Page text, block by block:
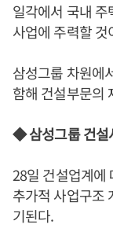
일각에서 국내
사업에 주력할
삼성그룹 차원에
함해 건설부문의
◆ 삼성그룹 건설
28일 건설업계에
추가적 사업구조
기된다.